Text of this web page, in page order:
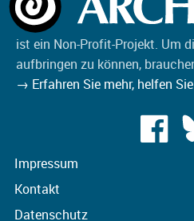
ist ein Non-Profit-Projekt. Um
aufbringen zu können,
→ Erfahren Sie mehr, helfen
Impressum
Kontakt
Datenschutz